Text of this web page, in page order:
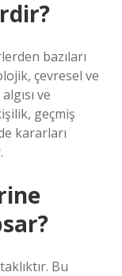
bazıları
çevresel ve
ve
geçmiş
kararları
Bu